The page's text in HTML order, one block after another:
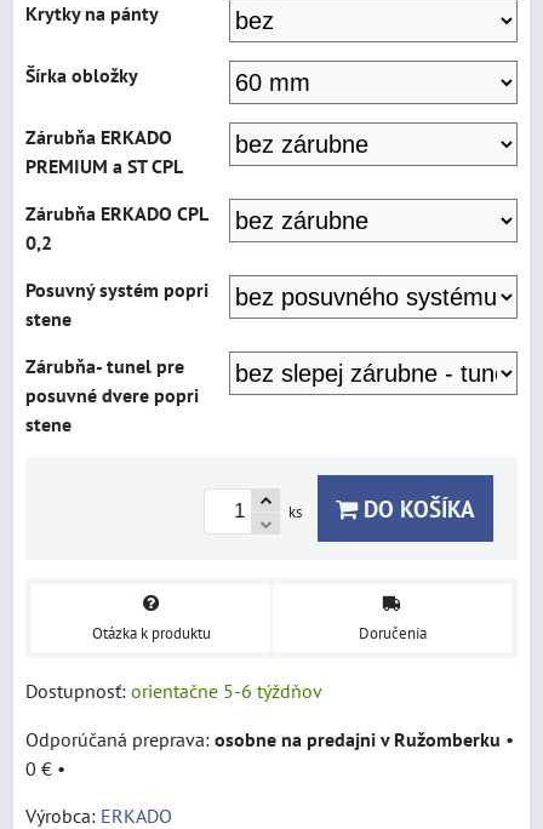
Krytky na pánty
Šírka obložky
Zárubňa ERKADO
PREMIUM a ST CPL
Zárubňa ERKADO CPL
0,2
Posuvný systém popri
stene
Zárubňa- tunel pre
posuvné dvere popri
stene
ks DO KOŠÍKA
Otázka k produktu Doručenia
Dostupnosť: orientačne 5-6 týždňov
osobne na predajni v Ružomberku •
0 € •
Výrobca: ERKADO